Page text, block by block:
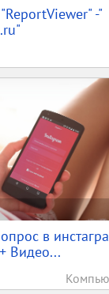
-"
в
Видео...